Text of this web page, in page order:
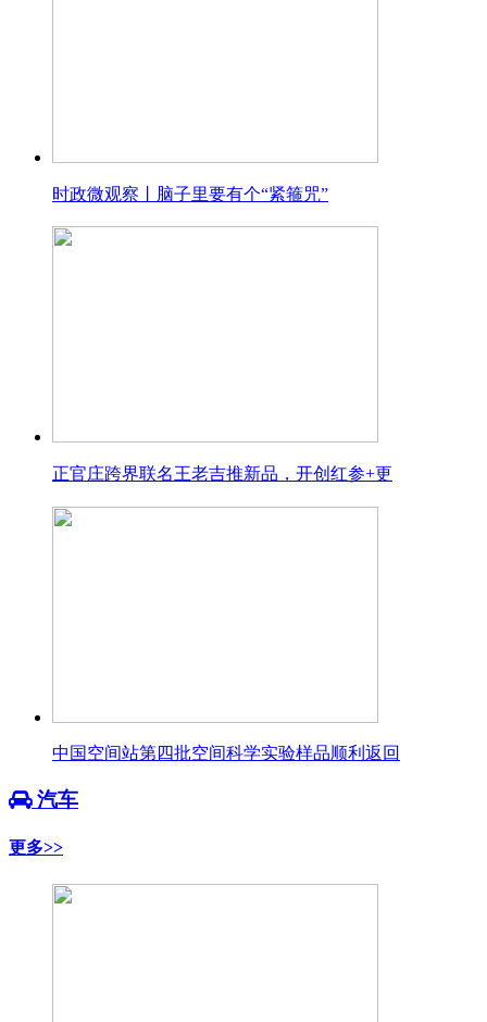
时政微观察丨脑子里要有个“紧箍咒”
正官庄跨界联名王老吉推新品，开创红参+更
中国空间站第四批空间科学实验样品顺利返回
汽车
更多>>